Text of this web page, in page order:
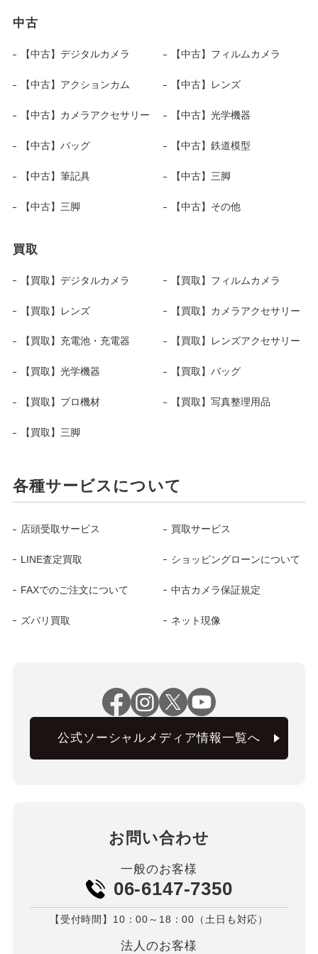
中古
【中古】デジタルカメラ 【中古】フィルムカメラ
【中古】アクションカム 【中古】レンズ
【中古】カメラアクセサリー 【中古】光学機器
【中古】バッグ 【中古】鉄道模型
【中古】筆記具 【中古】三脚
【中古】三脚 【中古】その他
買取
【買取】デジタルカメラ 【買取】フィルムカメラ
【買取】レンズ 【買取】カメラアクセサリー
【買取】充電池・充電器 【買取】レンズアクセサリー
【買取】光学機器 【買取】バッグ
【買取】プロ機材 【買取】写真整理用品
【買取】三脚
各種サービスについて
店頭受取サービス 買取サービス
LINE査定買取 ショッピングローンについて
FAXでのご注文について 中古カメラ保証規定
ズバリ買取 ネット現像
公式ソーシャルメディア情報一覧へ
お問い合わせ
一般のお客様
06-6147-7350
【受付時間】10：00～18：00（土日も対応）
法人のお客様